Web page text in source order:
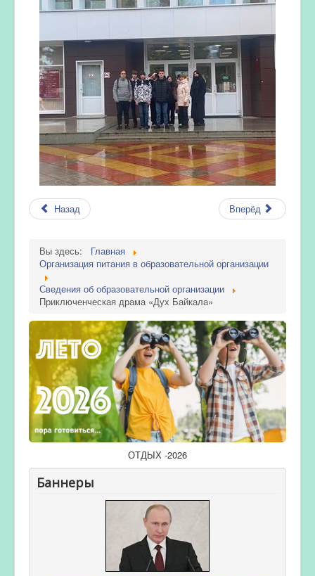
Назад Вперёд
Вы здесь:
Главная
Организация питания в образовательной организации
Сведения об образовательной организации
Приключенческая драма «Дух Байкала»
ОТДЫХ -2026
Баннеры